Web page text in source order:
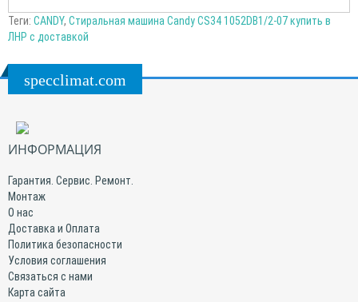
Теги: CANDY, Стиральная машина Candy CS34 1052DB1/2-07 купить в
ЛНР с доставкой
specclimat.com
ИНФОРМАЦИЯ
Гарантия. Сервис. Ремонт.
Монтаж
О нас
Доставка и Оплата
Политика безопасности
Условия соглашения
Связаться с нами
Карта сайта